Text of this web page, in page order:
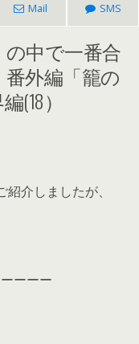
Mail SMS
中で一番合
外編「籠の
(18）
介しましたが、
ーーー